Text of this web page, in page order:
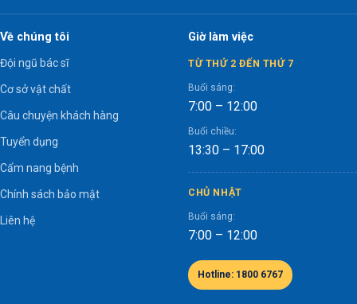
Về chúng tôi
Đội ngũ bác sĩ
Cơ sở vật chất
Câu chuyện khách hàng
Tuyển dụng
Cẩm nang bệnh
Chính sách bảo mật
Liên hệ
Giờ làm việc
TỪ THỨ 2 ĐẾN THỨ 7
Buổi sáng:
7:00 – 12:00
Buổi chiều:
13:30 – 17:00
CHỦ NHẬT
Buổi sáng:
7:00 – 12:00
Hotline: 1800 6767